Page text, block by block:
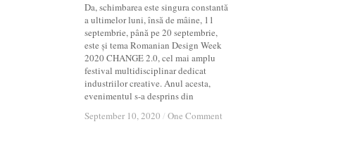
Da, schimbarea este singura constantă
a ultimelor luni, însă de mâine, 11
septembrie, până pe 20 septembrie,
este și tema Romanian Design Week
2020 CHANGE 2.0, cel mai amplu
festival multidisciplinar dedicat
industriilor creative. Anul acesta,
evenimentul s-a desprins din
September 10, 2020 / One Comment
September 10, 2020 / One Comment